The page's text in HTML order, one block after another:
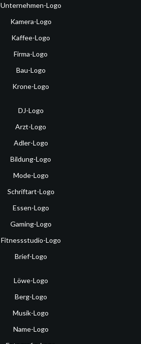
Unternehmen-Logo
Kamera-Logo
Kaffee-Logo
Firma-Logo
Bau-Logo
Krone-Logo
DJ-Logo
Arzt-Logo
Adler-Logo
Bildung-Logo
Mode-Logo
Schriftart-Logo
Essen-Logo
Gaming-Logo
Fitnessstudio-Logo
Brief-Logo
Löwe-Logo
Berg-Logo
Musik-Logo
Name-Logo